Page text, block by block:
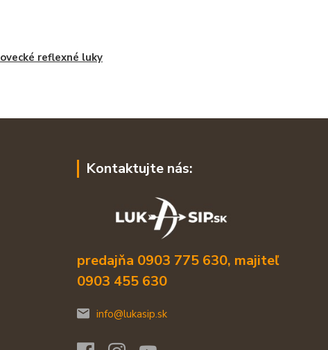
reflexné luky
Kontaktujte nás:
predajňa 0903 775 630, majiteľ
0903 455 630
info@lukasip.sk